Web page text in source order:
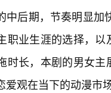
中后期，节奏明显
职业生涯的选择，
时长，本剧的男女
爱观在当下的动漫市